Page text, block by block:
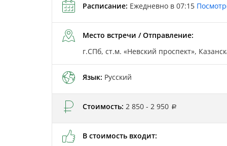
Расписание: Ежедневно в 07:15
Место встречи / Отправление:
г.СПб, ст.м. «Невский проспект»,
Язык: Русский
Стоимость: 2 850 - 2 950
В стоимость входит: